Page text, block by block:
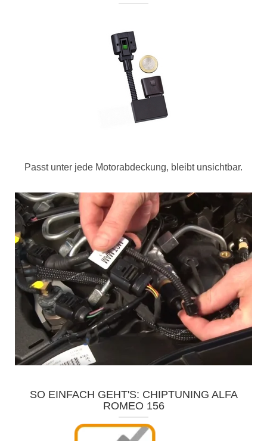
Passt unter jede Motorabdeckung, bleibt unsichtbar.
SO EINFACH GEHT'S: CHIPTUNING ALFA
ROMEO 156